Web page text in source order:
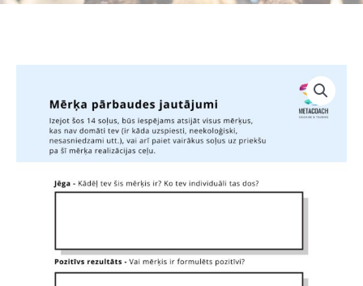
JAUTĀJUMI
DARBA
LAPA
quantity